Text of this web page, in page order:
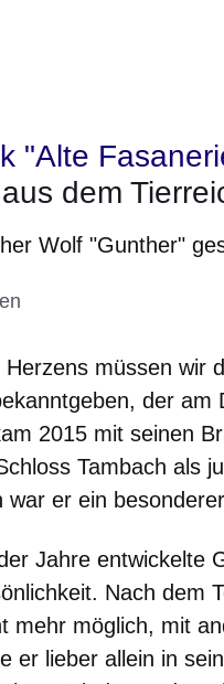
"Alte
dem
Wolf "Gunther"
Herzens müssen wir
der am
2015 mit seinen
Tambach als
war er ein
Jahre entwickelte
Nach dem
mehr möglich, mit
er lieber allein in